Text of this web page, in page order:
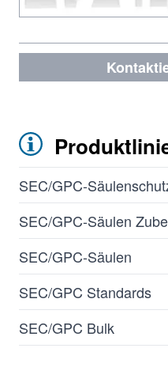
SEC/GPC-
SEC/GPC-Säulen
SEC/GPC-Säulen
SEC/GPC Standards
SEC/GPC Bulk